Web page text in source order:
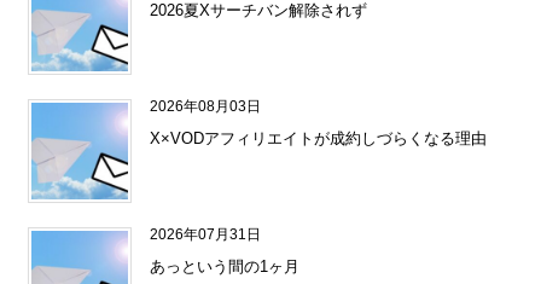
2026夏Xサーチバン解除されず
2026年08月03日
X×VODアフィリエイトが成約しづらくなる理由
2026年07月31日
あっという間の1ヶ月